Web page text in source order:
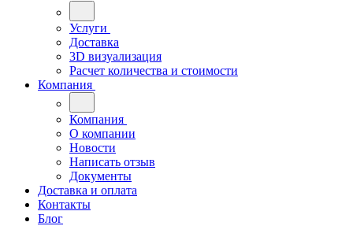
Услуги
Доставка
3D визуализация
Расчет количества и стоимости
Компания
Компания
О компании
Новости
Написать отзыв
Документы
Доставка и оплата
Контакты
Блог